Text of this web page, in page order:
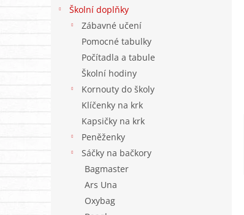
Školní doplňky
Zábavné učení
Pomocné tabulky
Počítadla a tabule
Školní hodiny
Kornouty do školy
Klíčenky na krk
Kapsičky na krk
Peněženky
Sáčky na bačkory
Bagmaster
Ars Una
Oxybag